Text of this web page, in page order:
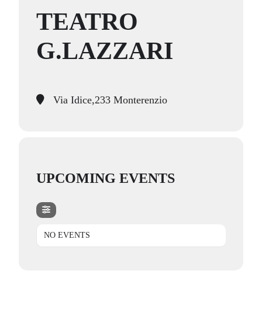
TEATRO
G.LAZZARI
Via Idice,233 Monterenzio
UPCOMING EVENTS
NO EVENTS